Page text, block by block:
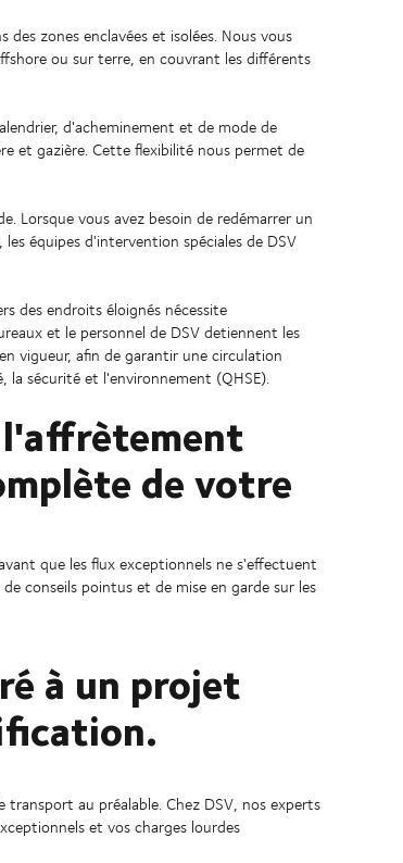
zones enclavées et isolées. Nous vous
ou sur terre, en couvrant les différents
d'acheminement et de mode de
et gazière. Cette flexibilité nous permet de
Lorsque vous avez besoin de redémarrer un
équipes d'intervention spéciales de DSV
des endroits éloignés nécessite
et le personnel de DSV detiennent les
vigueur, afin de garantir une circulation
la sécurité et l'environnement (QHSE).
l'affrètement
de votre
que les flux exceptionnels ne s'effectuent
conseils pointus et de mise en garde sur les
à un projet
au préalable. Chez DSV, nos experts
et vos charges lourdes